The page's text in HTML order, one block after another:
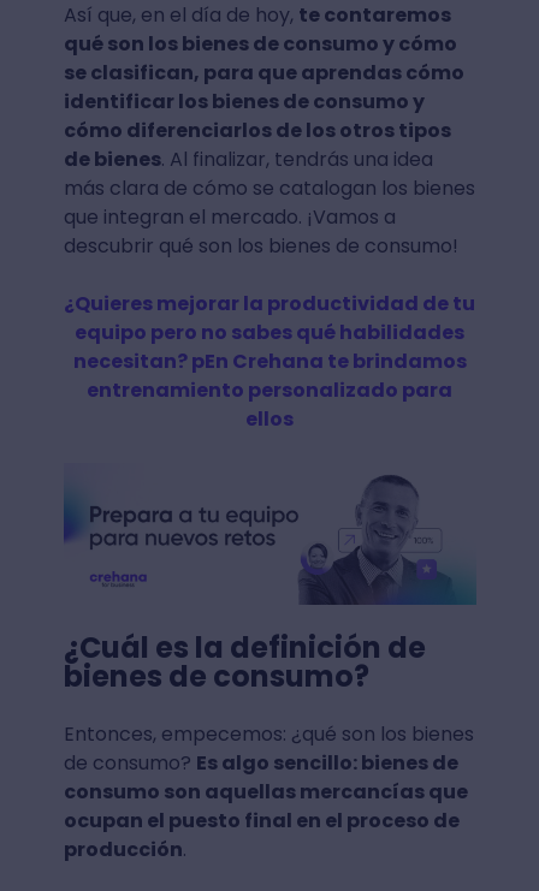
Así que, en el día de hoy, te contaremos
qué son los bienes de consumo y cómo
se clasifican, para que aprendas cómo
identificar los bienes de consumo y
cómo diferenciarlos de los otros tipos
de bienes. Al finalizar, tendrás una idea
más clara de cómo se catalogan los bienes
que integran el mercado. ¡Vamos a
descubrir qué son los bienes de consumo!
¿Quieres mejorar la productividad de tu
equipo pero no sabes qué habilidades
necesitan? pEn Crehana te brindamos
entrenamiento personalizado para
ellos
¿Cuál es la definición de
bienes de consumo?
Entonces, empecemos: ¿qué son los bienes
de consumo? Es algo sencillo: bienes de
consumo son aquellas mercancías que
ocupan el puesto final en el proceso de
producción.